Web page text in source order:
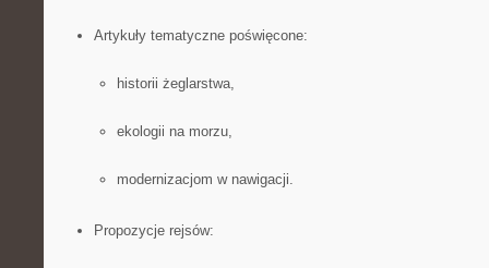
Artykuły tematyczne poświęcone:
historii żeglarstwa,
ekologii na morzu,
modernizacjom w nawigacji.
Propozycje rejsów: